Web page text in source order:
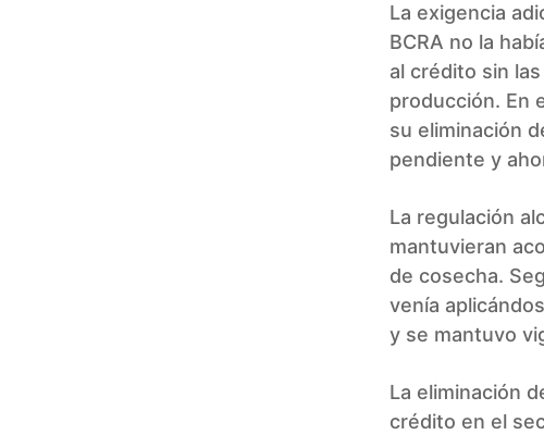
La exigencia
BCRA no la
al crédito sin
producción. En
su eliminación
pendiente y
La regulación
mantuvieran
de cosecha.
venía
y se mantuvo
La eliminación
crédito en el